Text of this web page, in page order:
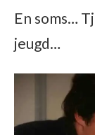
En soms…
jeugd…